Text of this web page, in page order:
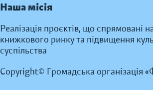
Наша місія
Реалізація проєктів, що спрямовані
книжкового ринку та підвищення
суспільства
Copyright© Громадська організація